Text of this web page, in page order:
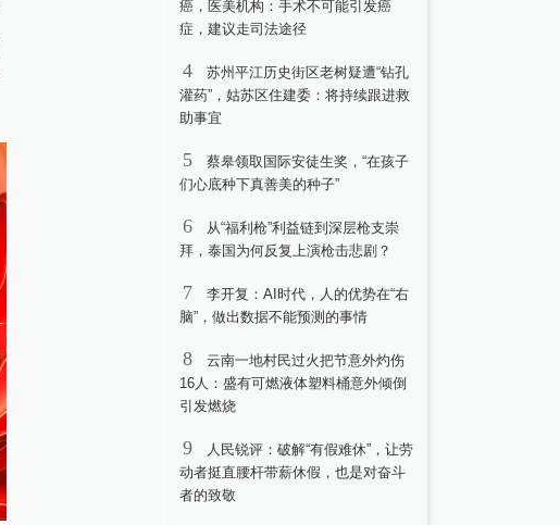
癌，医美机构：手术不可能引发癌
症，建议走司法途径
4
苏州平江历史街区老树疑遭“钻孔
灌药”，姑苏区住建委：将持续跟进救
助事宜
5
蔡皋领取国际安徒生奖，“在孩子
们心底种下真善美的种子”
6
从“福利枪”利益链到深层枪支崇
拜，泰国为何反复上演枪击悲剧？
7
李开复：AI时代，人的优势在“右
脑”，做出数据不能预测的事情
8
云南一地村民过火把节意外灼伤
16人：盛有可燃液体塑料桶意外倾倒
引发燃烧
9
人民锐评：破解“有假难休”，让劳
动者挺直腰杆带薪休假，也是对奋斗
者的致敬